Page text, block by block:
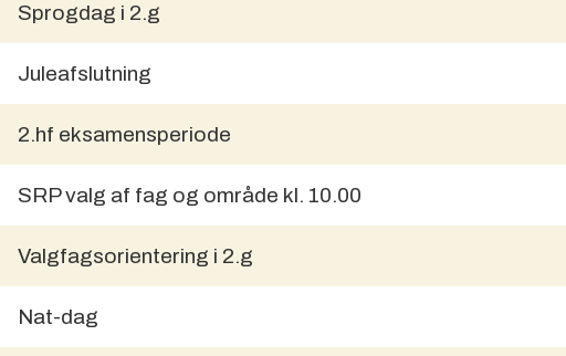
Sprogdag i 2.g
Juleafslutning
2.hf eksamensperiode
SRP valg af fag og område kl. 10.00
Valgfagsorientering i 2.g
Nat-dag